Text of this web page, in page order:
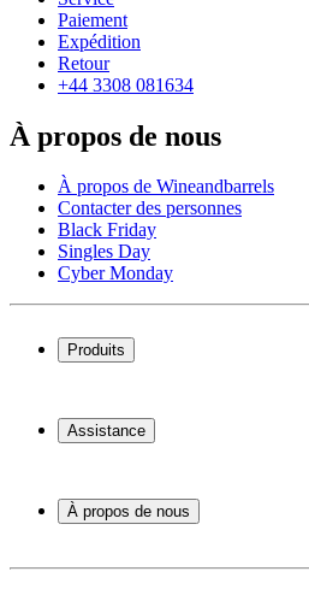
Paiement
Expédition
Retour
+44 3308 081634
À propos de nous
À propos de Wineandbarrels
Contacter des personnes
Black Friday
Singles Day
Cyber Monday
Produits
Casier á vin
Meubles à vin
Assistance
Paiement
Expédition
+44 3308 081634
À propos de nous